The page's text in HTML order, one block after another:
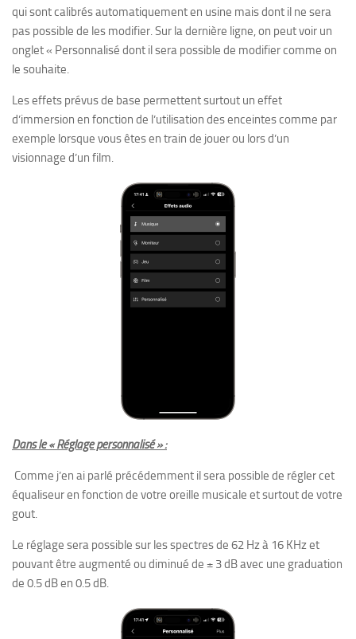
qui sont calibrés automatiquement en usine mais dont il ne sera
pas possible de les modifier. Sur la dernière ligne, on peut voir un
onglet « Personnalisé dont il sera possible de modifier comme on
le souhaite.
Les effets prévus de base permettent surtout un effet
d’immersion en fonction de l’utilisation des enceintes comme par
exemple lorsque vous êtes en train de jouer ou lors d’un
visionnage d’un film.
Dans le « Réglage personnalisé » :
Comme j’en ai parlé précédemment il sera possible de régler cet
équaliseur en fonction de votre oreille musicale et surtout de votre
gout.
Le réglage sera possible sur les spectres de 62 Hz à 16 KHz et
pouvant être augmenté ou diminué de ± 3 dB avec une graduation
de 0.5 dB en 0.5 dB.